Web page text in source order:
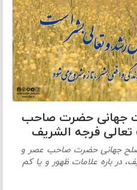
جهانی حضرت صاحب
تعالی فرجه الشریف
جهانی حضرت صاحب عصر و
در باره علامات ظهور و یا کم